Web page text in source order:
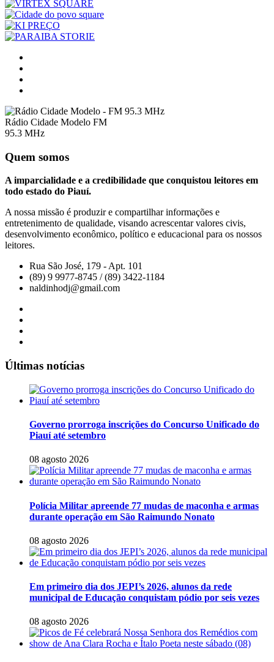
Rádio Cidade Modelo FM
95.3 MHz
Quem somos
A imparcialidade e a credibilidade que conquistou leitores em
todo estado do Piauí.
A nossa missão é produzir e compartilhar informações e
entretenimento de qualidade, visando acrescentar valores civis,
desenvolvimento econômico, político e educacional para os nossos
leitores.
Rua São José, 179 - Apt. 101
(89) 9 9977-8745 / (89) 3422-1184
naldinhodj@gmail.com
Últimas notícias
Governo prorroga inscrições do Concurso Unificado do
Piauí até setembro
08 agosto 2026
Polícia Militar apreende 77 mudas de maconha e armas
durante operação em São Raimundo Nonato
08 agosto 2026
Em primeiro dia dos JEPI’s 2026, alunos da rede
municipal de Educação conquistam pódio por seis vezes
08 agosto 2026